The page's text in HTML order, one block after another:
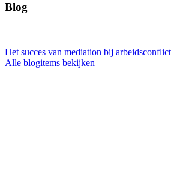
Blog
Het succes van mediation bij
Alle blogitems bekijken